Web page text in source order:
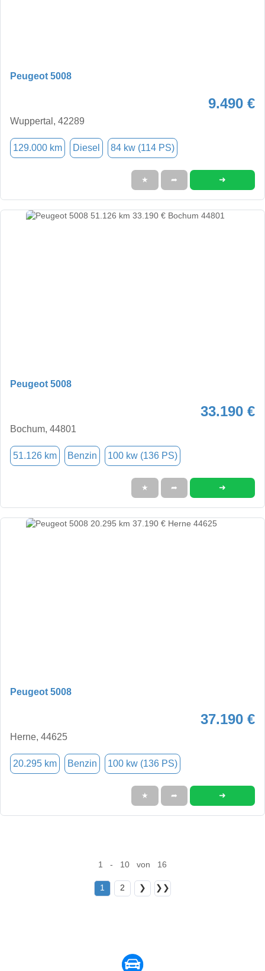
Peugeot 5008
9.490 €
Wuppertal, 42289
129.000 km Diesel 84 kw (114 PS)
★ ➦ ➜
Peugeot 5008
33.190 €
Bochum, 44801
51.126 km Benzin 100 kw (136 PS)
★ ➦ ➜
Peugeot 5008
37.190 €
Herne, 44625
20.295 km Benzin 100 kw (136 PS)
★ ➦ ➜
1 - 10 von 16
1 2 ❯ ❯❯